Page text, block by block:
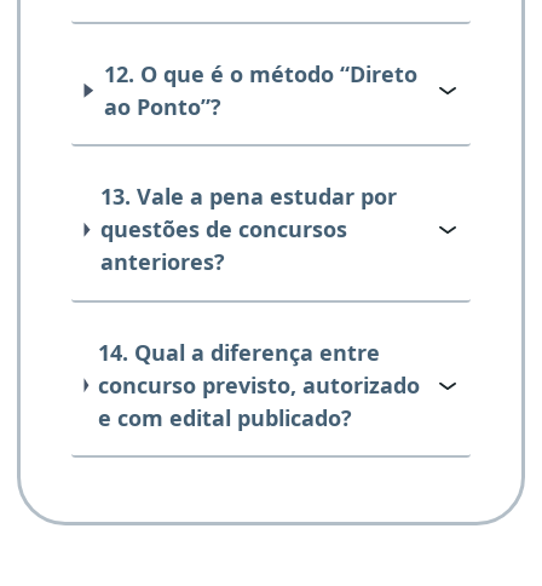
12. O que é o método “Direto
ao Ponto”?
13. Vale a pena estudar por
questões de concursos
anteriores?
14. Qual a diferença entre
concurso previsto, autorizado
e com edital publicado?